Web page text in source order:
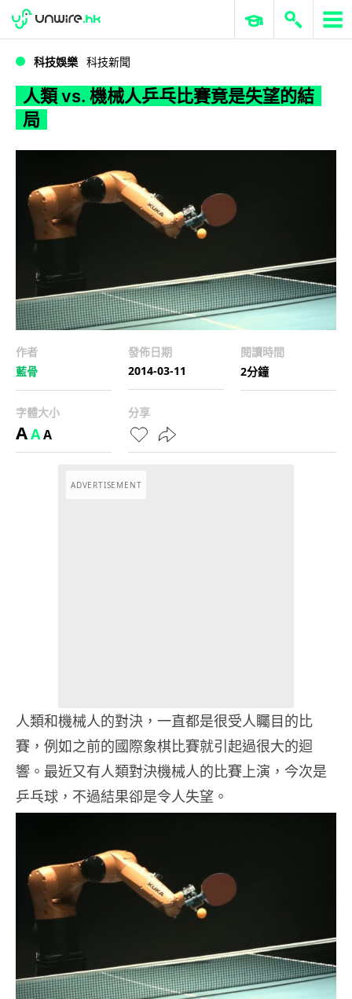
人類 vs. 機械人乒乓比賽竟是失望的結局
WWDC 2026 ERP 與商業 AI
科技娛樂 科技新聞
人類 vs. 機械人乒乓比賽竟是失望的結
局
作者
藍骨
發佈日期
2014-03-11
閱讀時間
2分鐘
字體大小
AAA
分享
ADVERTISEMENT
人類和機械人的對決，一直都是很受人矚目的比
賽，例如之前的國際象棋比賽就引起過很大的迴
響。最近又有人類對決機械人的比賽上演，今次是
乒乓球，不過結果卻是令人失望。